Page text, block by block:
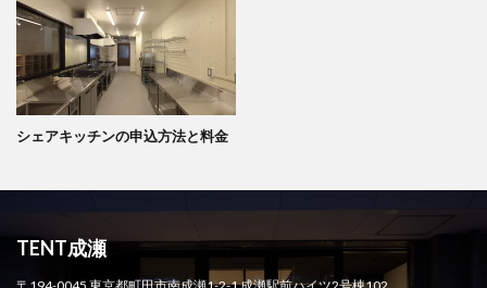
シェアキッチンの申込方法と料金
TENT成瀬